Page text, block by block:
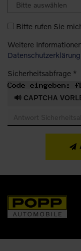
Bitte rufen Sie
Weitere
Datenschutzerklärung
Sicherheitsabfrage *
🔊 CAPTCHA